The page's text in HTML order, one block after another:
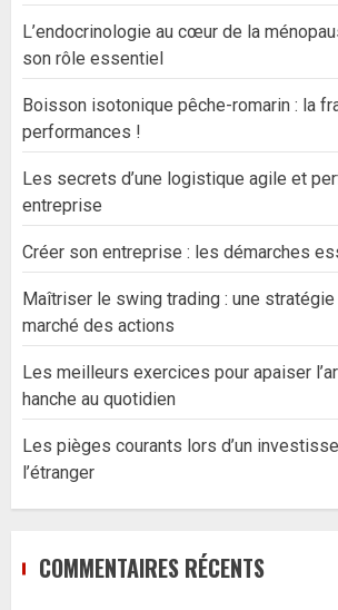
L’endocrinologie au cœur de la
son rôle essentiel
Boisson isotonique pêche-romarin : la
performances !
Les secrets d’une logistique agile et
entreprise
Créer son entreprise : les démarches
Maîtriser le swing trading : une
marché des actions
Les meilleurs exercices pour apaiser
hanche au quotidien
Les pièges courants lors d’un
l’étranger
COMMENTAIRES RÉCENTS